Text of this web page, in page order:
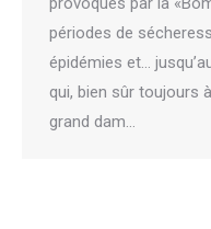
périodes de
épidémies et…
qui, bien sûr toujours
grand dam…